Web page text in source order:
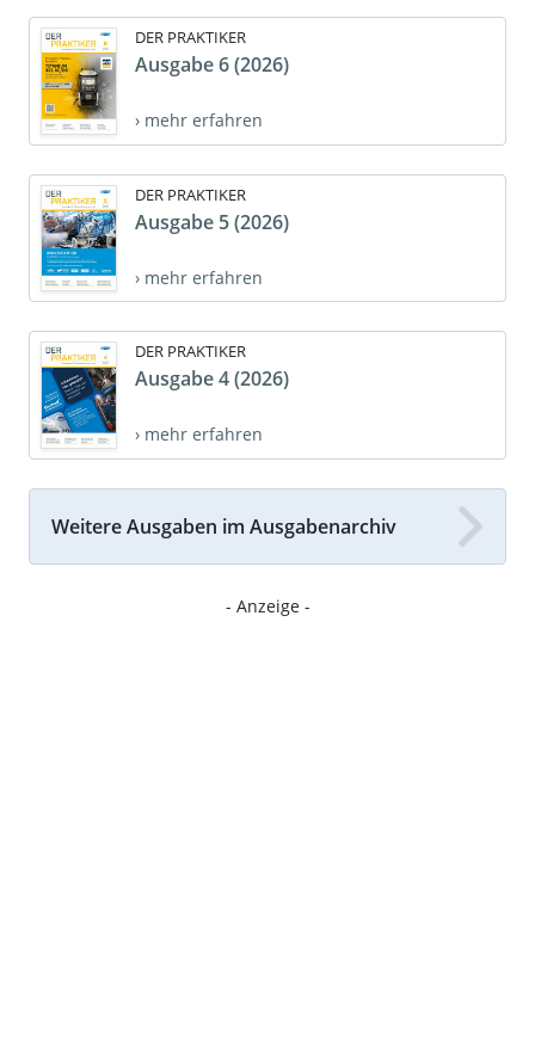
DER PRAKTIKER
Ausgabe 6 (2026)
› mehr erfahren
DER PRAKTIKER
Ausgabe 5 (2026)
› mehr erfahren
DER PRAKTIKER
Ausgabe 4 (2026)
› mehr erfahren
Weitere Ausgaben im Ausgabenarchiv
- Anzeige -